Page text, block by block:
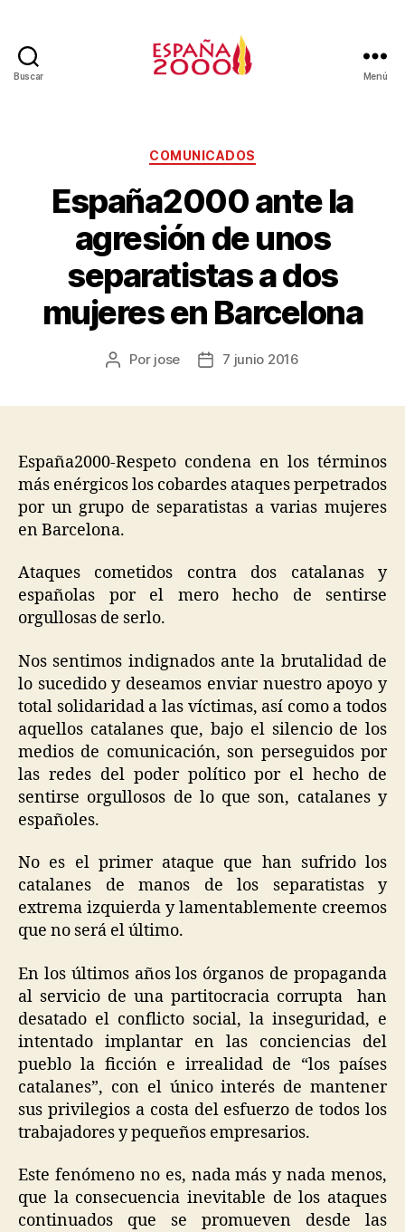
Buscar Menú
COMUNICADOS
España2000 ante la
agresión de unos
separatistas a dos
mujeres en Barcelona
Por jose 7 junio 2016
España2000-Respeto condena en los términos
más enérgicos los cobardes ataques perpetrados
por un grupo de separatistas a varias mujeres
en Barcelona.
Ataques cometidos contra dos catalanas y
españolas por el mero hecho de sentirse
orgullosas de serlo.
Nos sentimos indignados ante la brutalidad de
lo sucedido y deseamos enviar nuestro apoyo y
total solidaridad a las víctimas, así como a todos
aquellos catalanes que, bajo el silencio de los
medios de comunicación, son perseguidos por
las redes del poder político por el hecho de
sentirse orgullosos de lo que son, catalanes y
españoles.
No es el primer ataque que han sufrido los
catalanes de manos de los separatistas y
extrema izquierda y lamentablemente creemos
que no será el último.
En los últimos años los órganos de propaganda
al servicio de una partitocracia corrupta han
desatado el conflicto social, la inseguridad, e
intentado implantar en las conciencias del
pueblo la ficción e irrealidad de “los países
catalanes”, con el único interés de mantener
sus privilegios a costa del esfuerzo de todos los
trabajadores y pequeños empresarios.
Este fenómeno no es, nada más y nada menos,
que la consecuencia inevitable de los ataques
continuados que se promueven desde las